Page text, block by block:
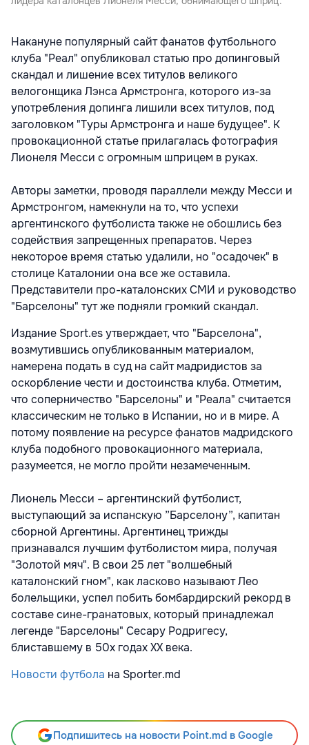
Накануне популярный сайт фанатов футбольного
клуба "Реал" опубликовал статью про допинговый
скандал и лишение всех титулов великого
велогонщика Лэнса Армстронга, которого из-за
употребления допинга лишили всех титулов, под
заголовком "Туры Армстронга и наше будущее". К
провокационной статье прилагалась фотография
Лионеля Месси с огромным шприцем в руках.
Авторы заметки, проводя параллели между Месси и
Армстронгом, намекнули на то, что успехи
аргентинского футболиста также не обошлись без
содействия запрещенных препаратов. Через
некоторое время статью удалили, но "осадочек" в
столице Каталонии она все же оставила.
Представители про-каталонских СМИ и руководство
"Барселоны" тут же подняли громкий скандал.
Издание Sport.es утверждает, что "Барселона",
возмутившись опубликованным материалом,
намерена подать в суд на сайт мадридистов за
оскорбление чести и достоинства клуба. Отметим,
что соперничество "Барселоны" и "Реала" считается
классическим не только в Испании, но и в мире. А
потому появление на ресурсе фанатов мадридского
клуба подобного провокационного материала,
разумеется, не могло пройти незамеченным.
Лионель Месси – аргентинский футболист,
выступающий за испанскую ”Барселону”, капитан
сборной Аргентины. Аргентинец трижды
признавался лучшим футболистом мира, получая
"Золотой мяч". В свои 25 лет "волшебный
каталонский гном", как ласково называют Лео
болельщики, успел побить бомбардирский рекорд в
составе сине-гранатовых, который принадлежал
легенде "Барселоны" Сесару Родригесу,
блиставшему в 50х годах ХХ века.
Новости футбола на Sporter.md
Подпишитесь на новости Point.md в Google